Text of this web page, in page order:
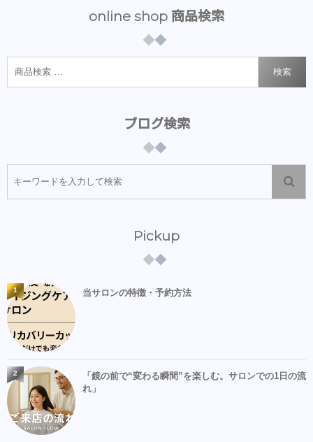
online shop 商品検索
検索
ブログ検索
Pickup
当サロンの特徴・予約方法
1
「鏡の前で“変わる瞬間”を楽しむ。サロンでの1日の流
れ」
2